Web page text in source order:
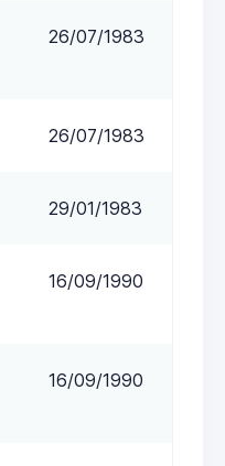
26/07/1983
26/07/1983
29/01/1983
16/09/1990
16/09/1990